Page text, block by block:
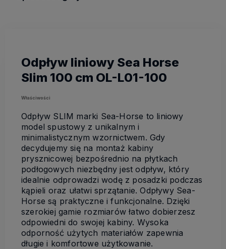
Odpływ liniowy Sea Horse
Slim 100 cm OL-L01-100
Właściwości
Odpływ SLIM marki Sea-Horse to liniowy
model spustowy z unikalnym i
minimalistycznym wzornictwem. Gdy
decydujemy się na montaż kabiny
prysznicowej bezpośrednio na płytkach
podłogowych niezbędny jest odpływ, który
idealnie odprowadzi wodę z posadzki podczas
kąpieli oraz ułatwi sprzątanie. Odpływy Sea-
Horse są praktyczne i funkcjonalne. Dzięki
szerokiej gamie rozmiarów łatwo dobierzesz
odpowiedni do swojej kabiny. Wysoka
odporność użytych materiałów zapewnia
długie i komfortowe użytkowanie.